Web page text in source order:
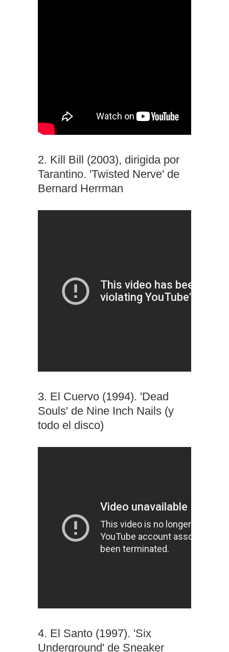
2. Kill Bill (2003), dirigida por
Tarantino. 'Twisted Nerve' de
Bernard Herrman
3. El Cuervo (1994). 'Dead
Souls' de Nine Inch Nails (y
todo el disco)
4. El Santo (1997). 'Six
Underground' de Sneaker